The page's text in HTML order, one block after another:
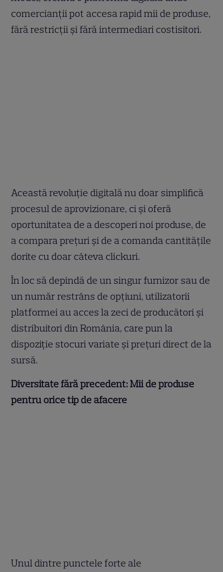
comercianții pot accesa rapid mii de produse,
fără restricții și fără intermediari costisitori.
Această revoluție digitală nu doar simplifică
procesul de aprovizionare, ci și oferă
oportunitatea de a descoperi noi produse, de
a compara prețuri și de a comanda cantitățile
dorite cu doar câteva clickuri.
În loc să depindă de un singur furnizor sau de
un număr restrâns de opțiuni, utilizatorii
platformei au acces la zeci de producători și
distribuitori din România, care pun la
dispoziție stocuri variate și prețuri direct de la
sursă.
Diversitate fără precedent: Mii de produse
pentru orice tip de afacere
Unul dintre punctele forte ale